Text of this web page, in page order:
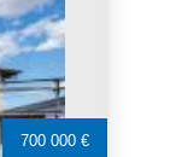
700 000 €